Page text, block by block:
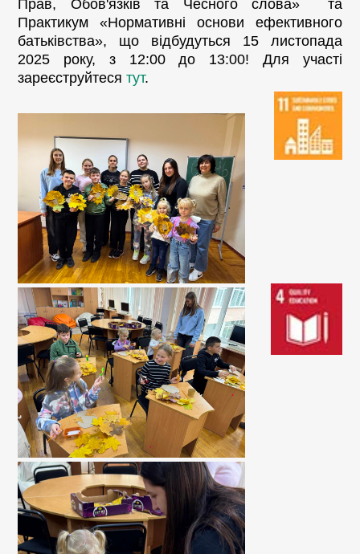
Прав, Обов'язків та Чесного слова» та
Практикум «Нормативні основи ефективного
батьківства», що відбудуться 15 листопада
2025 року, з 12:00 до 13:00! Для участі
зареєструйтеся тут.